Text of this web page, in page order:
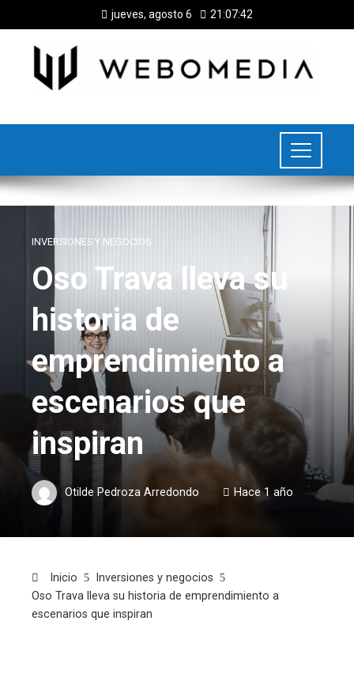
jueves, agosto 6 21:07:42
INVERSIONES Y NEGOCIOS
Oso Trava lleva su
historia de
emprendimiento a
escenarios que
inspiran
Otilde Pedroza Arredondo Hace 1 año
Inicio
Inversiones y negocios
Oso Trava lleva su historia de emprendimiento a
escenarios que inspiran